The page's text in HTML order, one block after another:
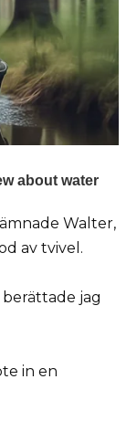
Walter,
av tvivel.
jag
in en